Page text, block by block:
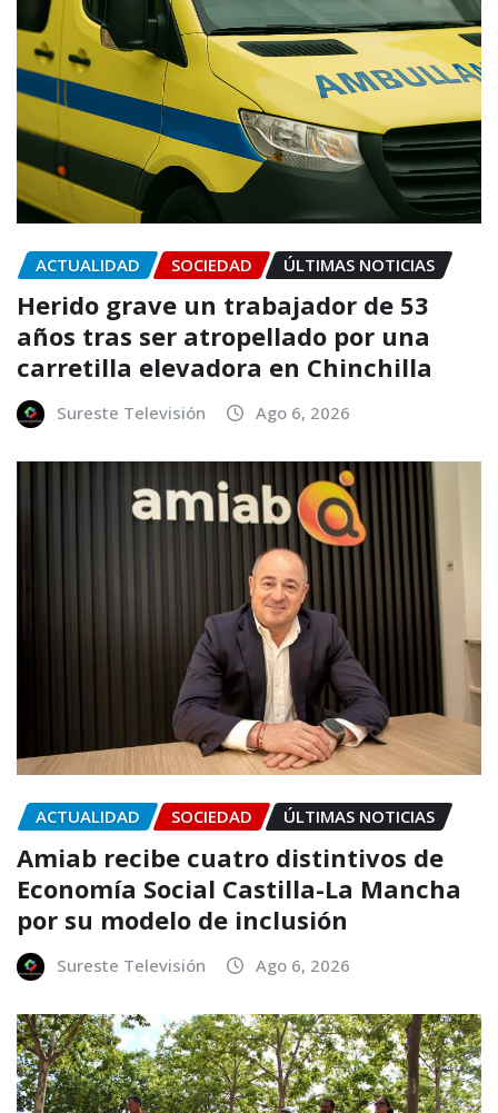
ACTUALIDAD SOCIEDAD ÚLTIMAS NOTICIAS
Herido grave un trabajador de 53
años tras ser atropellado por una
carretilla elevadora en Chinchilla
Sureste Televisión Ago 6, 2026
ACTUALIDAD SOCIEDAD ÚLTIMAS NOTICIAS
Amiab recibe cuatro distintivos de
Economía Social Castilla-La Mancha
por su modelo de inclusión
Sureste Televisión Ago 6, 2026